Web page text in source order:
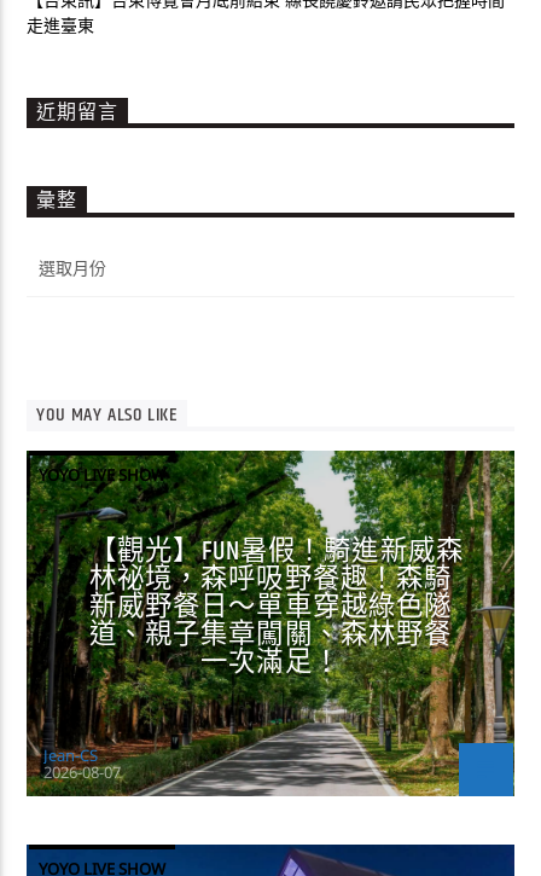
走進臺東
近期留言
彙整
整
YOU MAY ALSO LIKE
YOYO LIVE SHOW
【觀光】FUN暑假！騎進新威森
林祕境，森呼吸野餐趣！森騎
新威野餐日～單車穿越綠色隧
道、親子集章闖關、森林野餐
一次滿足！
Jean-CS
2026-08-07
YOYO LIVE SHOW